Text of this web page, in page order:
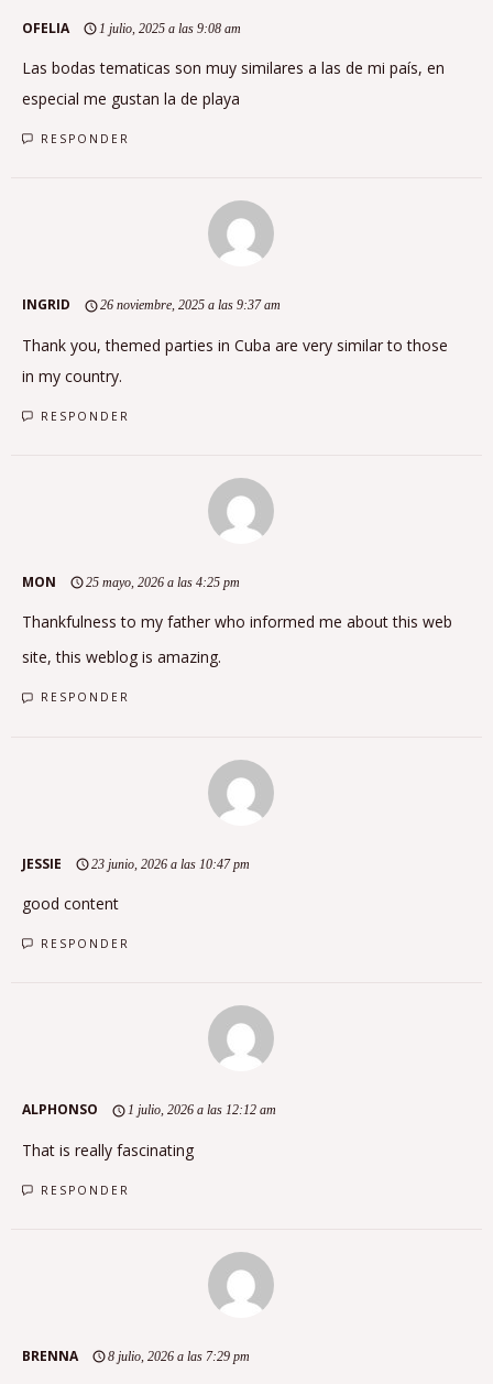
OFELIA 1 julio, 2025 a las 9:08 am
Las bodas tematicas son muy similares a las de mi país, en
especial me gustan la de playa
RESPONDER
INGRID 26 noviembre, 2025 a las 9:37 am
Thank you, themed parties in Cuba are very similar to those
in my country.
RESPONDER
MON 25 mayo, 2026 a las 4:25 pm
Thankfulness to my father who informed me about this web
site, this weblog is amazing.
RESPONDER
JESSIE 23 junio, 2026 a las 10:47 pm
good content
RESPONDER
ALPHONSO 1 julio, 2026 a las 12:12 am
That is really fascinating
RESPONDER
BRENNA 8 julio, 2026 a las 7:29 pm